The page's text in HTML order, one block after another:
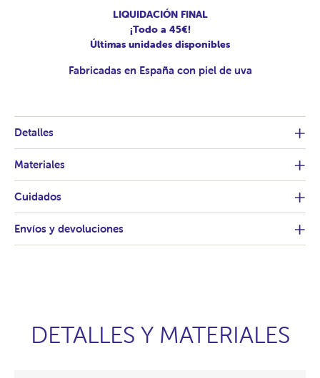
LIQUIDACIÓN FINAL
¡Todo a 45€!
Últimas unidades disponibles
Fabricadas en España con piel de uva
Detalles
Materiales
Cuidados
Envíos y devoluciones
DETALLES Y MATERIALES